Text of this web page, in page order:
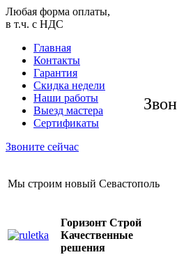
Любая форма оплаты,
в т.ч. с НДС
Главная
Контакты
Гарантия
Скидка недели
Наши работы
Выезд мастера
Сертификаты
Звоните сейчас
Мы строим новый Севастополь
Горизонт Строй
Качественные
решения